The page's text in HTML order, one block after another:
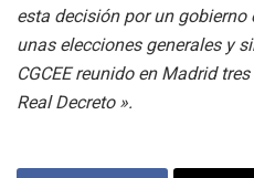
esta decisión por un
unas elecciones generales y
CGCEE reunido en Madrid
Real Decreto ».